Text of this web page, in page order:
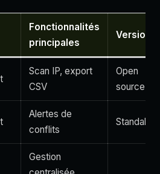
Fonctionnalités
principales
Version
Scan IP, export
CSV
Open
source
Alertes de
conflits
Gestion